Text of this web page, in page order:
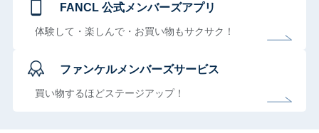
FANCL 公式メンバーズアプリ
体験して・楽しんで・お買い物もサクサク！
ファンケルメンバーズサービス
買い物するほどステージアップ！